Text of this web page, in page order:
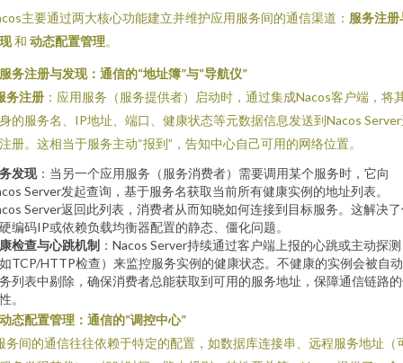
主要通过两大核心功能建立并维护应用服务间的通信渠道： 服务注册
和 动态配置管理。
务注册与发现：通信的“地址簿”与“导航仪”
务注册 ：应用服务（服务提供者）启动时，通过集成Nacos客户端，将
的服务名、IP地址、端口、健康状态等元数据信息发送到Nacos
册。这相当于服务主动“报到”，告知中心自己可用的网络位置。
发现：当另一个应用服务（服务消费者）需要调用某个服务时，它向
Server发起查询，基于服务名获取当前所有健康实例的地址列表。
Server返回此列表，消费者从而知晓如何连接到目标服务。这解决
编码IP或依赖负载均衡器配置的静态、僵化问题。
检查与心跳机制 ：Nacos Server持续通过客户端上报的心跳或主动探测
TCP/HTTP检查）来监控服务实例的健康状态。不健康的实例会被自
列表中剔除，确保消费者总能获取到可用的服务地址，保障通信链路
。
态配置管理：通信的“调控中心”
务间的通信往往依赖于特定的配置，如数据库连接串、远程服务地址（